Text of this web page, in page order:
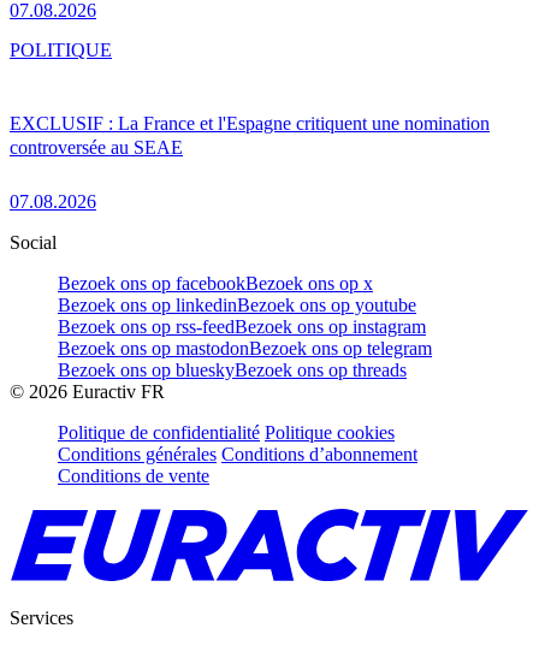
07.08.2026
EXCLUSIF : La France et l'Espagne critiquent une nomination
controversée au SEAE
07.08.2026
POLITIQUE
Social
Bezoek ons op facebookBezoek ons op x
Bezoek ons op linkedinBezoek ons op youtube
Bezoek ons op rss-feedBezoek ons op instagram
Bezoek ons op mastodonBezoek ons op telegram
Bezoek ons op blueskyBezoek ons op threads
© 2026 Euractiv FR
Politique de confidentialité Politique cookies
Conditions générales Conditions d’abonnement
Conditions de vente
Services